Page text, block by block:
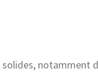
solides, notamment